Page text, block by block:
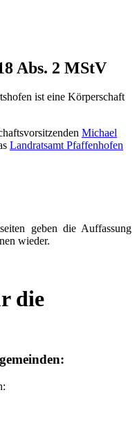
Abs. 2 MStV
ist eine Körperschaft
Michael
Landratsamt Pfaffenhofen
geben die Auffassung
wieder.
die